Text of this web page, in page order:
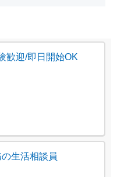
歓迎/即日開始OK
生活相談員